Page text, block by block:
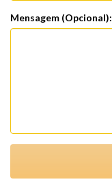
Mensagem (Opcional):